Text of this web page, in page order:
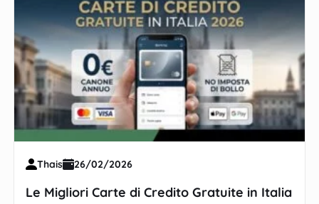
Thais 26/02/2026
Le Migliori Carte di Credito Gratuite in Italia